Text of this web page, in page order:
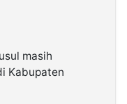
masih
Kabupaten